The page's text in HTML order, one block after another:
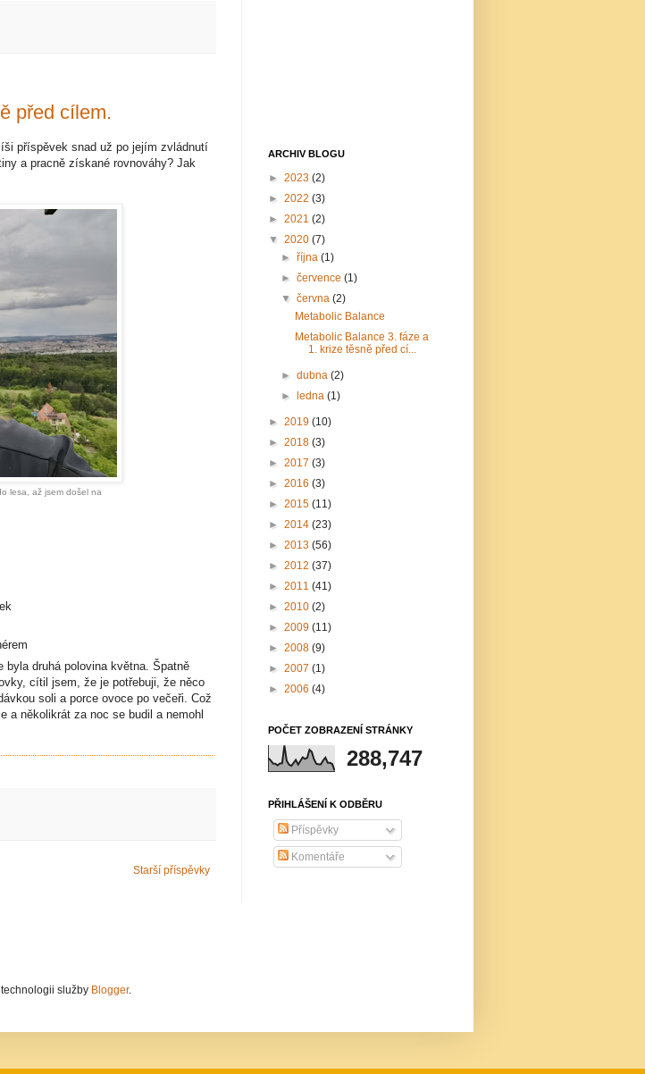
před cílem.
příspěvek snad už po jejím zvládnutí
a pracně získané rovnováhy? Jak
lesa, až jsem došel na
druhá polovina května. Špatně
cítil jsem, že je potřebuji, že něco
soli a porce ovoce po večeři. Což
a několikrát za noc se budil a nemohl
Starší příspěvky
ARCHIV BLOGU
► 2023 (2)
► 2022 (3)
► 2021 (2)
▼ 2020 (7)
►října(1)
►července(1)
▼června(2)
Metabolic Balance
Metabolic Balance 3. fáze a
1. krize těsně před cí...
►dubna(2)
►ledna(1)
► 2019 (10)
► 2018 (3)
► 2017 (3)
► 2016 (3)
► 2015 (11)
► 2014 (23)
► 2013 (56)
► 2012 (37)
► 2011 (41)
► 2010 (2)
► 2009 (11)
► 2008 (9)
► 2007 (1)
► 2006 (4)
POČET ZOBRAZENÍ STRÁNKY
288,747
PŘIHLÁŠENÍ K ODBĚRU
Příspěvky
Komentáře
služby Blogger.